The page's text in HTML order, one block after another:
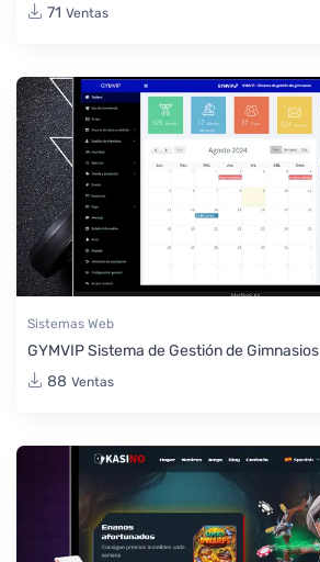
71 Ventas
Sistemas Web
GYMVIP Sistema de Gestión de Gimnasios
88 Ventas